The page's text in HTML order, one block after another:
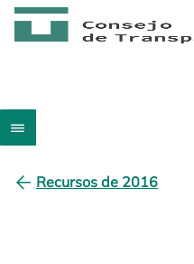
Recursos de 2016